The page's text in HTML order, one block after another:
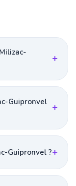
Guipronvel
Guipronvel ?